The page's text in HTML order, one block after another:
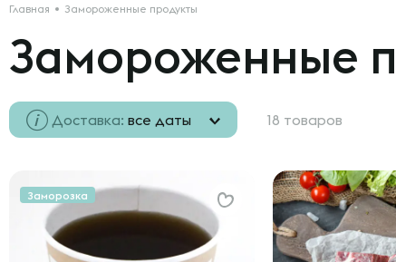
Главная Замороженные продукты
Замороженные
Доставка: все даты 18 товаров
Заморозка